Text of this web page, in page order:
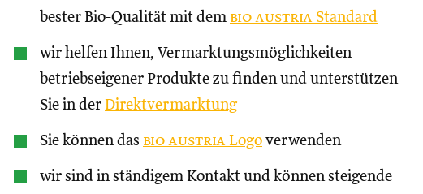
bester Bio-Qualität mit dem bio austria Standard
wir helfen Ihnen, Vermarktungsmöglichkeiten
betriebseigener Produkte zu finden und unterstützen
Sie in der Direktvermarktung
Sie können das bio austria Logo verwenden
wir sind in ständigem Kontakt und können steigende